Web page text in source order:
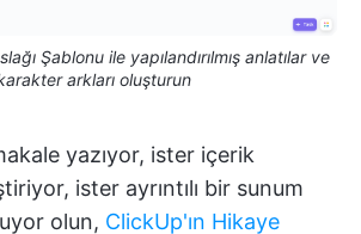
Şablonu ile yapılandırılmış anlatılar ve
arkları oluşturun
yazıyor, ister içerik
ister ayrıntılı bir sunum
olun, ClickUp'ın Hikaye